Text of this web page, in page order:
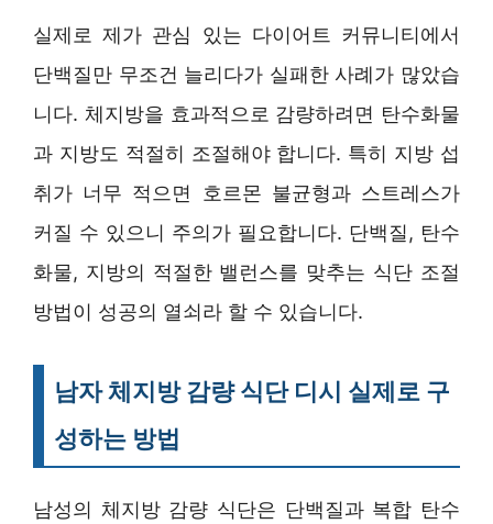
실제로 제가 관심 있는 다이어트 커뮤니티에서
단백질만 무조건 늘리다가 실패한 사례가 많았습
니다. 체지방을 효과적으로 감량하려면 탄수화물
과 지방도 적절히 조절해야 합니다. 특히 지방 섭
취가 너무 적으면 호르몬 불균형과 스트레스가
커질 수 있으니 주의가 필요합니다. 단백질, 탄수
화물, 지방의 적절한 밸런스를 맞추는 식단 조절
방법이 성공의 열쇠라 할 수 있습니다.
남자 체지방 감량 식단 디시 실제로 구
성하는 방법
남성의 체지방 감량 식단은 단백질과 복합 탄수